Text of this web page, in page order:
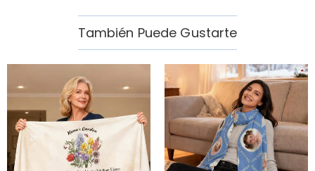
También Puede Gustarte